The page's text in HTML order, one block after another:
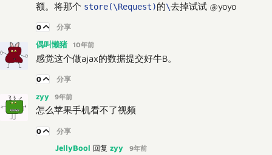
额。将那个 store(\Request)的\去掉试试 @yoyo
0 分享
偶叫懒猪 10年前
感觉这个做ajax的数据提交好牛B。
0 分享
zyy 9年前
怎么苹果手机看不了视频
0 分享
JellyBool 回复 zyy 9年前